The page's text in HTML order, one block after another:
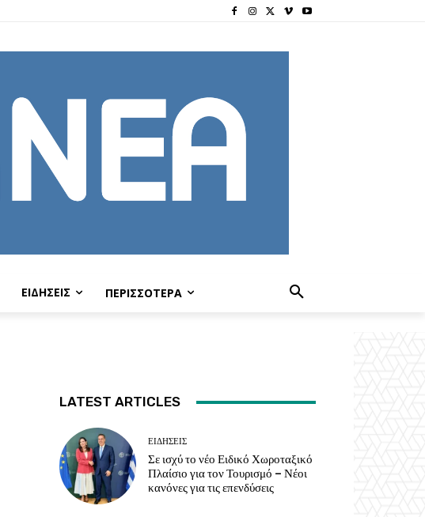
EIΔΗΣΕΙΣ ΠΕΡΙΣΣΟΤΕΡΑ
LATEST ARTICLES
ΕΙΔΗΣΕΙΣ
Σε ισχύ το νέο Ειδικό Χωροταξικό
Πλαίσιο για τον Τουρισμό – Νέοι
κανόνες για τις επενδύσεις